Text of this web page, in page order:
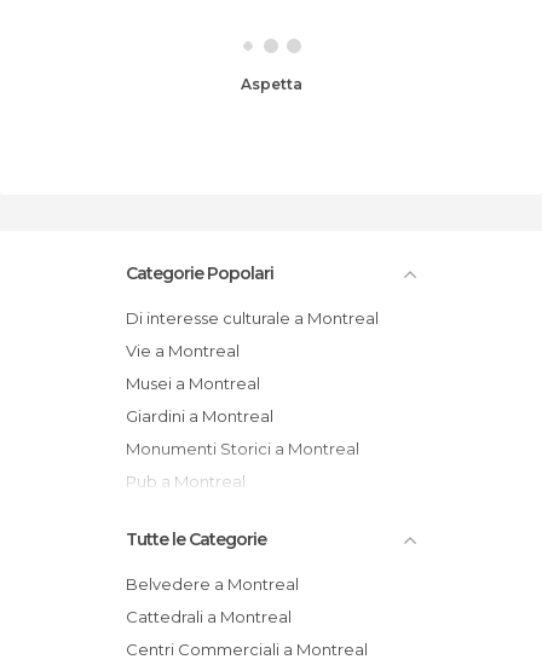
Aspetta
Categorie Popolari
Di interesse culturale a Montreal
Vie a Montreal
Musei a Montreal
Giardini a Montreal
Monumenti Storici a Montreal
Pub a Montreal
Tutte le Categorie
Belvedere a Montreal
Cattedrali a Montreal
Centri Commerciali a Montreal